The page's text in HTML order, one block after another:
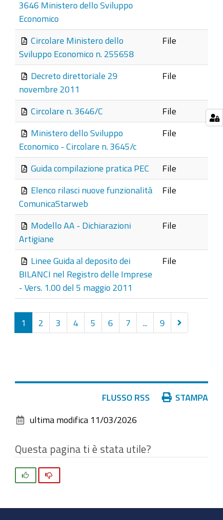
3646 Ministero dello Sviluppo
Economico
Circolare Ministero dello
Sviluppo Economico n. 255658
File
Decreto direttoriale 29
novembre 2011
File
Circolare n. 3646/C File
Ministero dello Sviluppo
Economico - Circolare n. 3645/c
File
Guida compilazione pratica PEC File
Elenco rilasci nuove funzionalità
ComunicaStarweb
File
Modello AA - Dichiarazioni
Artigiane
File
Linee Guida al deposito dei
BILANCI nel Registro delle Imprese
- Vers. 1.00 del 5 maggio 2011
File
1 2 3 4 5 6 7 9
Successivi
20
documento
FLUSSO RSS STAMPA
ultima modifica 11/03/2026
Questa pagina ti è stata utile?